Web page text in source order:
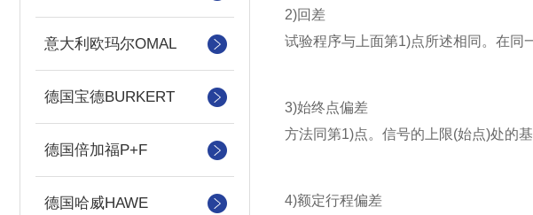
意大利欧玛尔OMAL
德国宝德BURKERT
德国倍加福P+F
德国哈威HAWE
2)回差
试验程序与上面第1)点所述相同。在同
3)始终点偏差
方法同第1)点。信号的上限(始点)处的
4)额定行程偏差